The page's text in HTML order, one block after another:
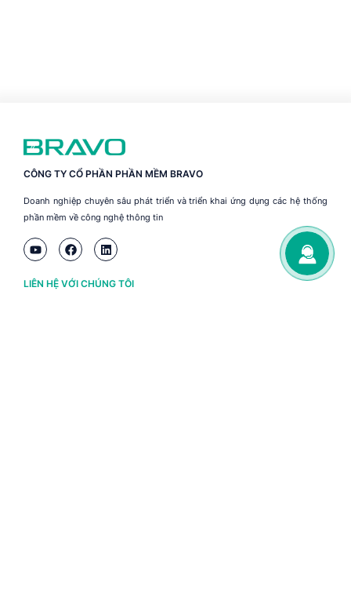
CÔNG TY CỔ PHẦN PHẦN MỀM BRAVO
Doanh nghiệp chuyên sâu phát triển và triển khai ứng dụng các hệ thống
phần mềm về công nghệ thông tin
LIÊN HỆ VỚI CHÚNG TÔI